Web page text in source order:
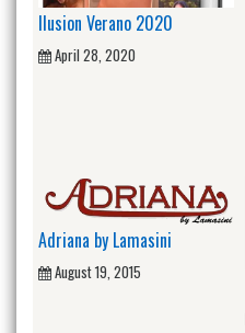
Ilusion Verano 2020
April 28, 2020
Adriana by Lamasini
August 19, 2015